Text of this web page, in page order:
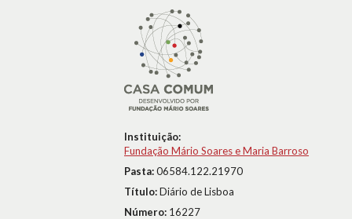
Instituição:
Fundação Mário Soares e Maria Barroso
Pasta:06584.122.21970
Título:Diário de Lisboa
Número: 16227